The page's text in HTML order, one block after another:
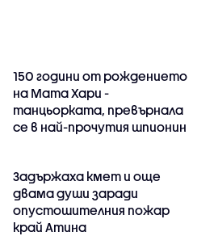
150 години от рождението
на Мата Хари -
танцьорката, превърнала
се в най-прочутия шпионин
Задържаха кмет и още
двама души заради
опустошителния пожар
край Атина